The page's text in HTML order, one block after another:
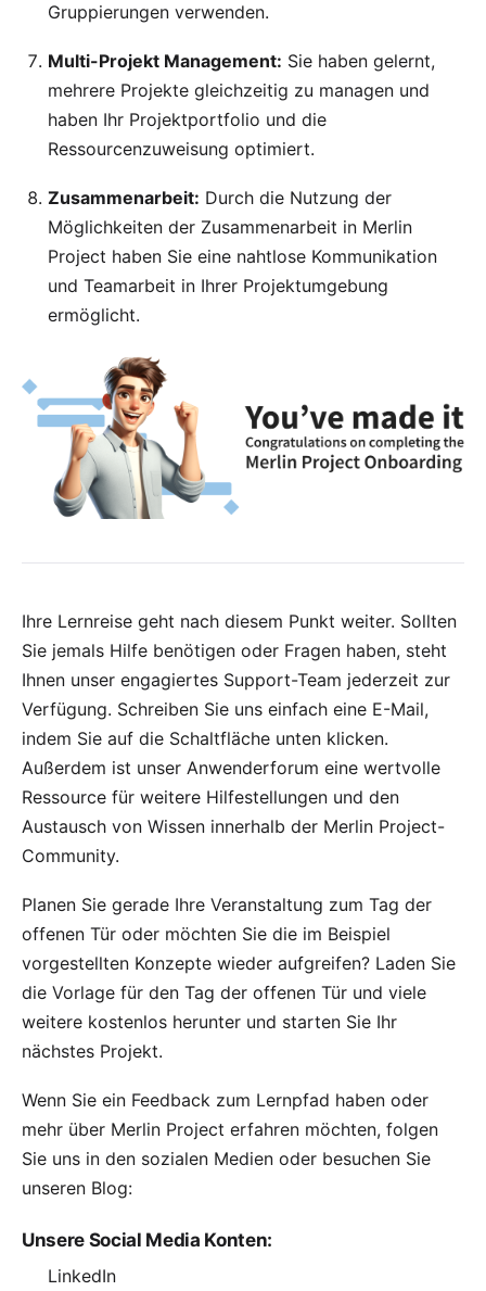
Gruppierungen verwenden.
Multi-Projekt Management: Sie haben gelernt,
mehrere Projekte gleichzeitig zu managen und
haben Ihr Projektportfolio und die
Ressourcenzuweisung optimiert.
Zusammenarbeit: Durch die Nutzung der
Möglichkeiten der Zusammenarbeit in Merlin
Project haben Sie eine nahtlose Kommunikation
und Teamarbeit in Ihrer Projektumgebung
ermöglicht.
Ihre Lernreise geht nach diesem Punkt weiter. Sollten
Sie jemals Hilfe benötigen oder Fragen haben, steht
Ihnen unser engagiertes Support-Team jederzeit zur
Verfügung. Schreiben Sie uns einfach eine E-Mail,
indem Sie auf die Schaltfläche unten klicken.
Außerdem ist unser Anwenderforum eine wertvolle
Ressource für weitere Hilfestellungen und den
Austausch von Wissen innerhalb der Merlin Project-
Community.
Planen Sie gerade Ihre Veranstaltung zum Tag der
offenen Tür oder möchten Sie die im Beispiel
vorgestellten Konzepte wieder aufgreifen? Laden Sie
die Vorlage für den Tag der offenen Tür und viele
weitere kostenlos herunter und starten Sie Ihr
nächstes Projekt.
Wenn Sie ein Feedback zum Lernpfad haben oder
mehr über Merlin Project erfahren möchten, folgen
Sie uns in den sozialen Medien oder besuchen Sie
unseren Blog:
Unsere Social Media Konten:
LinkedIn